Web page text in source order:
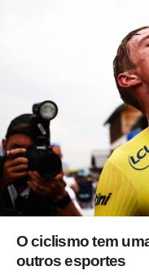
O ciclismo tem
outros esportes